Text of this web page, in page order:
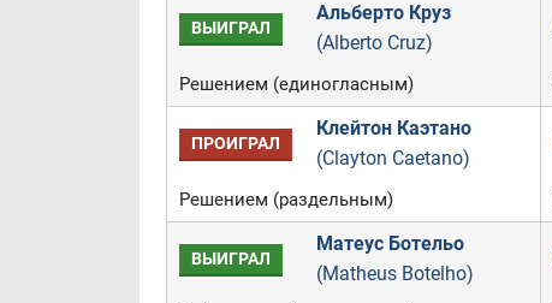
ВЫИГРАЛ
Альберто Круз
(Alberto Cruz)
Решением (единогласным)
ПРОИГРАЛ
Клейтон Каэтано
(Clayton Caetano)
Решением (раздельным)
ВЫИГРАЛ
Матеус Ботельо
(Matheus Botelho)